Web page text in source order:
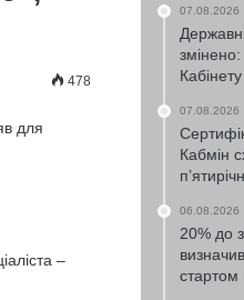
478
для
–
07.08.2026
07.08.2026
Кабмін
06.08.2026
20% до
стартом